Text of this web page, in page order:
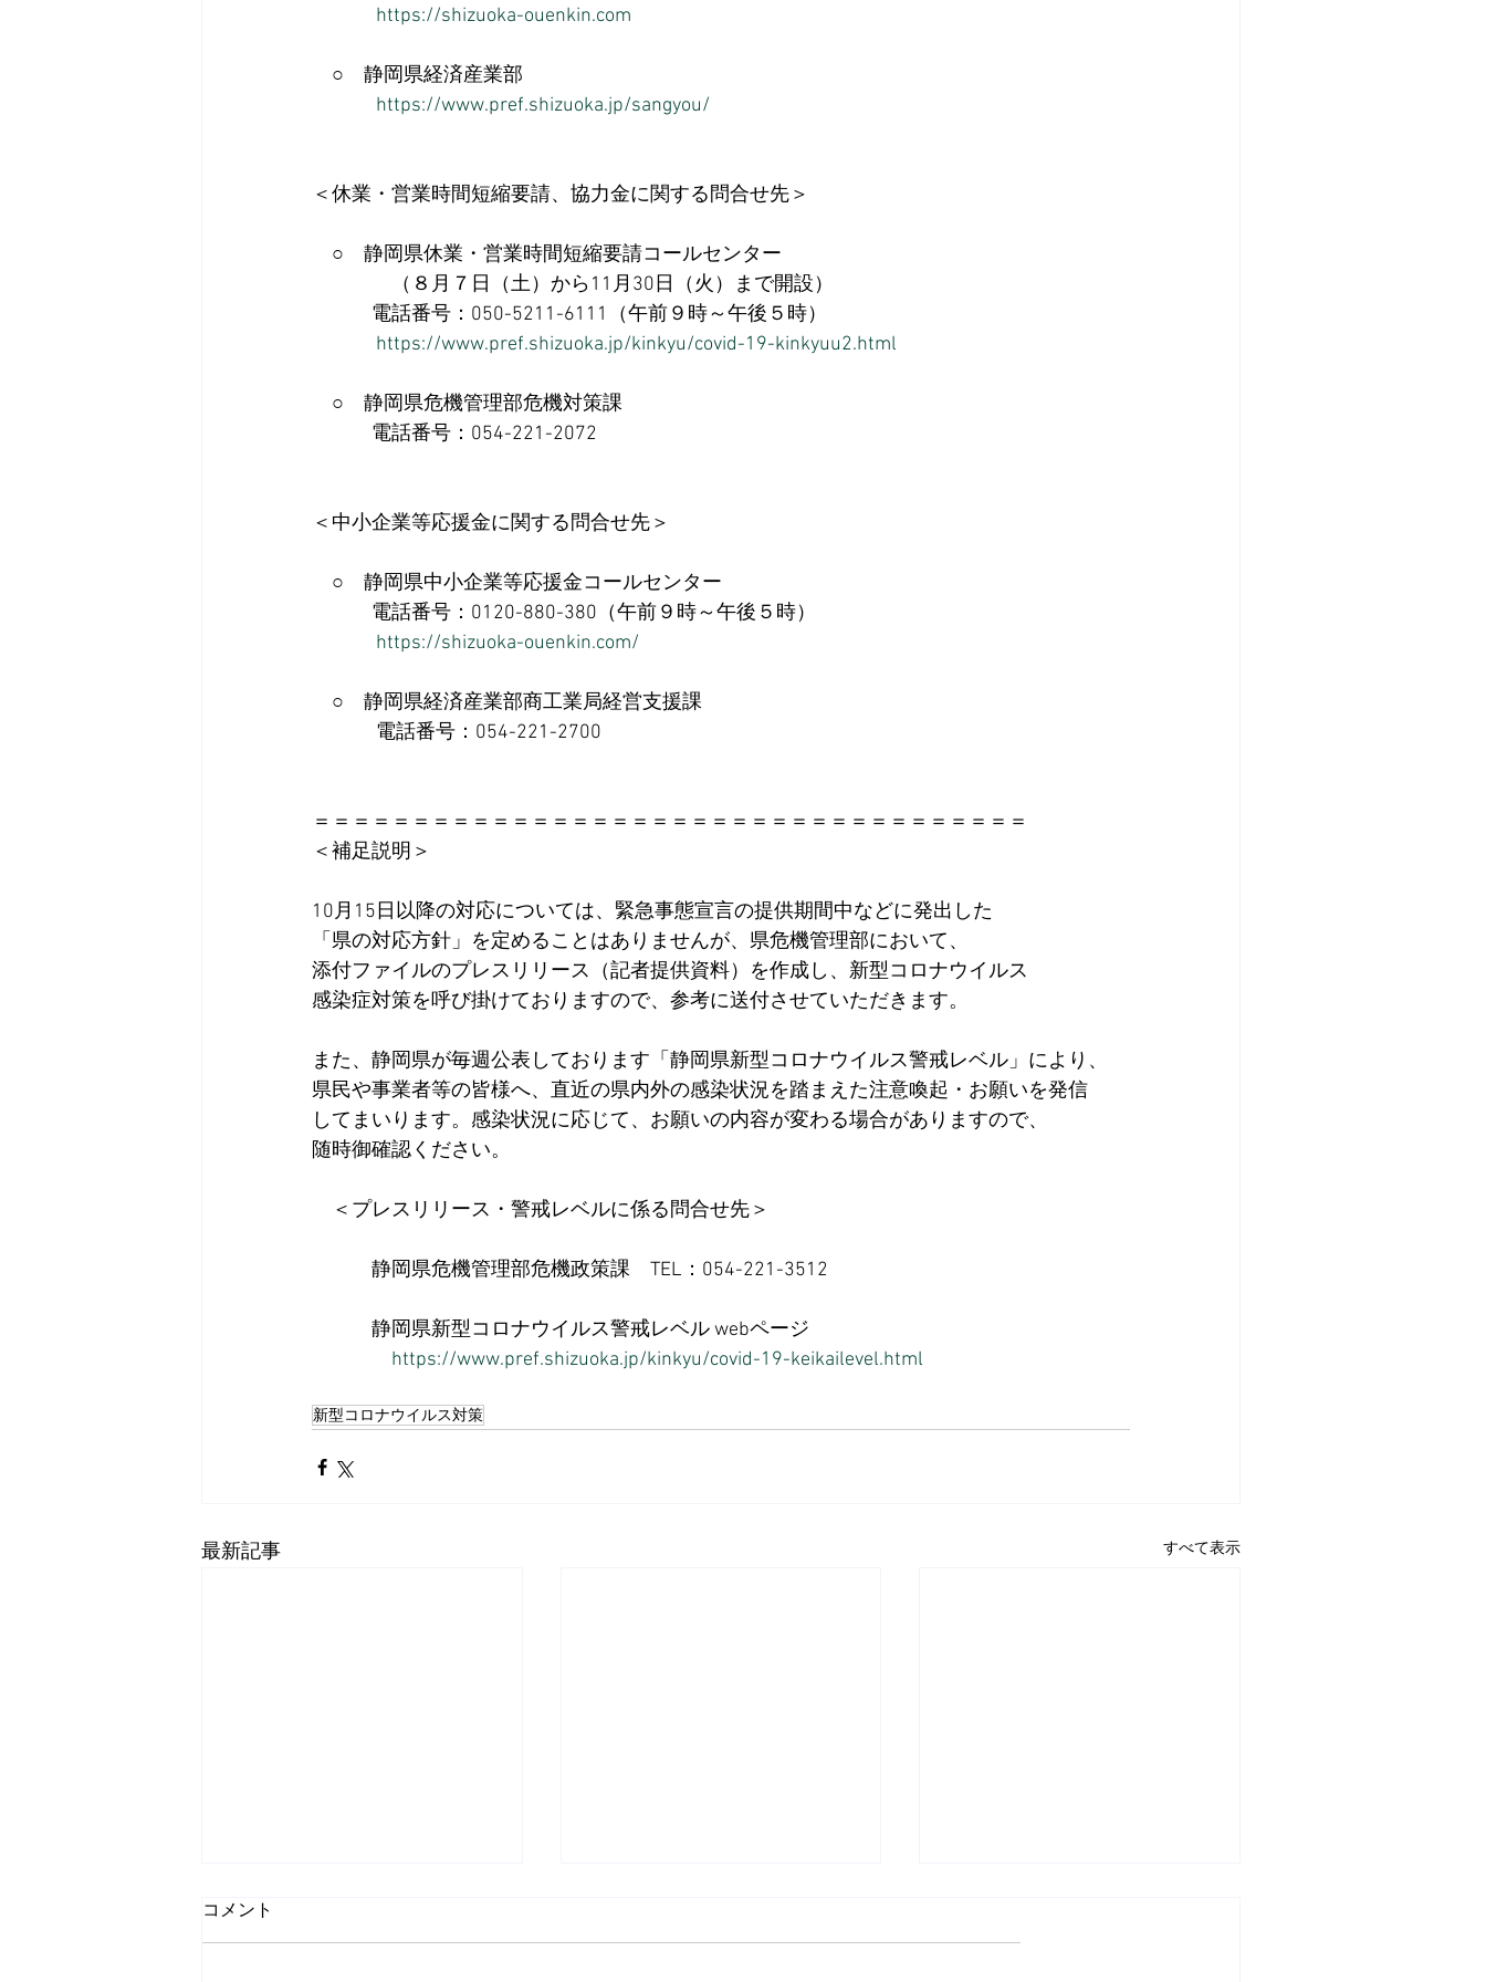
https://shizuoka-ouenkin.com
○　静岡県経済産業部
https://www.pref.shizuoka.jp/sangyou/
＜休業・営業時間短縮要請、協力金に関する問合せ先＞
○　静岡県休業・営業時間短縮要請コールセンター
（８月７日（土）から11月30日（火）まで開設）
電話番号：050-5211-6111（午前９時～午後５時）
https://www.pref.shizuoka.jp/kinkyu/covid-19-kinkyuu2.html
○　静岡県危機管理部危機対策課
電話番号：054-221-2072
＜中小企業等応援金に関する問合せ先＞
○　静岡県中小企業等応援金コールセンター
電話番号：0120-880-380（午前９時～午後５時）
https://shizuoka-ouenkin.com/
○　静岡県経済産業部商工業局経営支援課
電話番号：054-221-2700
＝＝＝＝＝＝＝＝＝＝＝＝＝＝＝＝＝＝＝＝＝＝＝＝＝＝＝＝＝＝＝＝＝＝＝＝
＜補足説明＞
10月15日以降の対応については、緊急事態宣言の提供期間中などに発出した
「県の対応方針」を定めることはありませんが、県危機管理部において、
添付ファイルのプレスリリース（記者提供資料）を作成し、新型コロナウイルス
感染症対策を呼び掛けておりますので、参考に送付させていただきます。
また、静岡県が毎週公表しております「静岡県新型コロナウイルス警戒レベル」により、
県民や事業者等の皆様へ、直近の県内外の感染状況を踏まえた注意喚起・お願いを発信
してまいります。感染状況に応じて、お願いの内容が変わる場合がありますので、
随時御確認ください。
＜プレスリリース・警戒レベルに係る問合せ先＞
静岡県危機管理部危機政策課　TEL：054-221-3512
静岡県新型コロナウイルス警戒レベル webページ
https://www.pref.shizuoka.jp/kinkyu/covid-19-keikailevel.html
新型コロナウイルス対策
最新記事 すべて表示
コメント